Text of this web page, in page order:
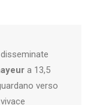
disseminate
a 13,5
verso